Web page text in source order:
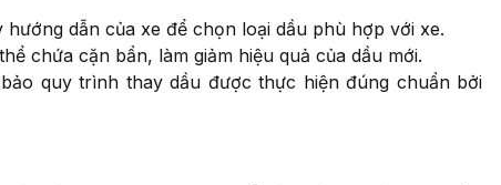
hướng dẫn của xe để chọn loại dầu phù hợp với xe.
chứa cặn bẩn, làm giảm hiệu quả của dầu mới.
quy trình thay dầu được thực hiện đúng chuẩn bởi